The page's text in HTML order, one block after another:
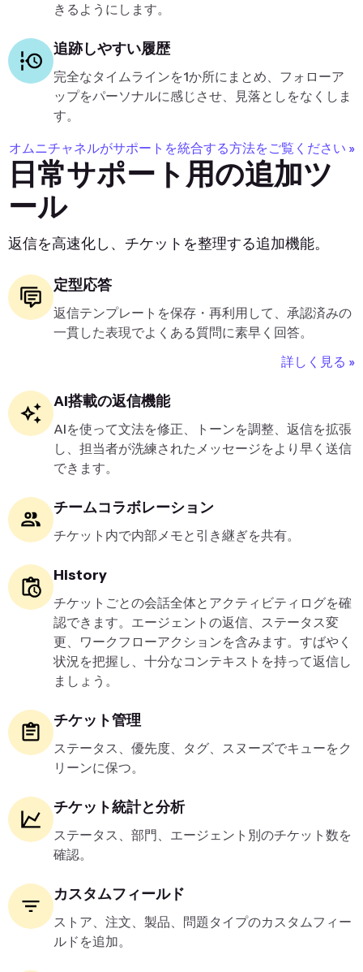
きるようにします。
追跡しやすい履歴
完全なタイムラインを1か所にまとめ、フォローア
ップをパーソナルに感じさせ、見落としをなくしま
す。
オムニチャネルがサポートを統合する方法をご覧ください »
日常サポート用の追加ツ
ール
返信を高速化し、チケットを整理する追加機能。
定型応答
返信テンプレートを保存・再利用して、承認済みの
一貫した表現でよくある質問に素早く回答。
詳しく見る »
AI搭載の返信機能
AIを使って文法を修正、トーンを調整、返信を拡張
し、担当者が洗練されたメッセージをより早く送信
できます。
チームコラボレーション
チケット内で内部メモと引き継ぎを共有。
History
チケットごとの会話全体とアクティビティログを確
認できます。エージェントの返信、ステータス変
更、ワークフローアクションを含みます。すばやく
状況を把握し、十分なコンテキストを持って返信し
ましょう。
チケット管理
ステータス、優先度、タグ、スヌーズでキューをク
リーンに保つ。
チケット統計と分析
ステータス、部門、エージェント別のチケット数を
確認。
カスタムフィールド
ストア、注文、製品、問題タイプのカスタムフィー
ルドを追加。